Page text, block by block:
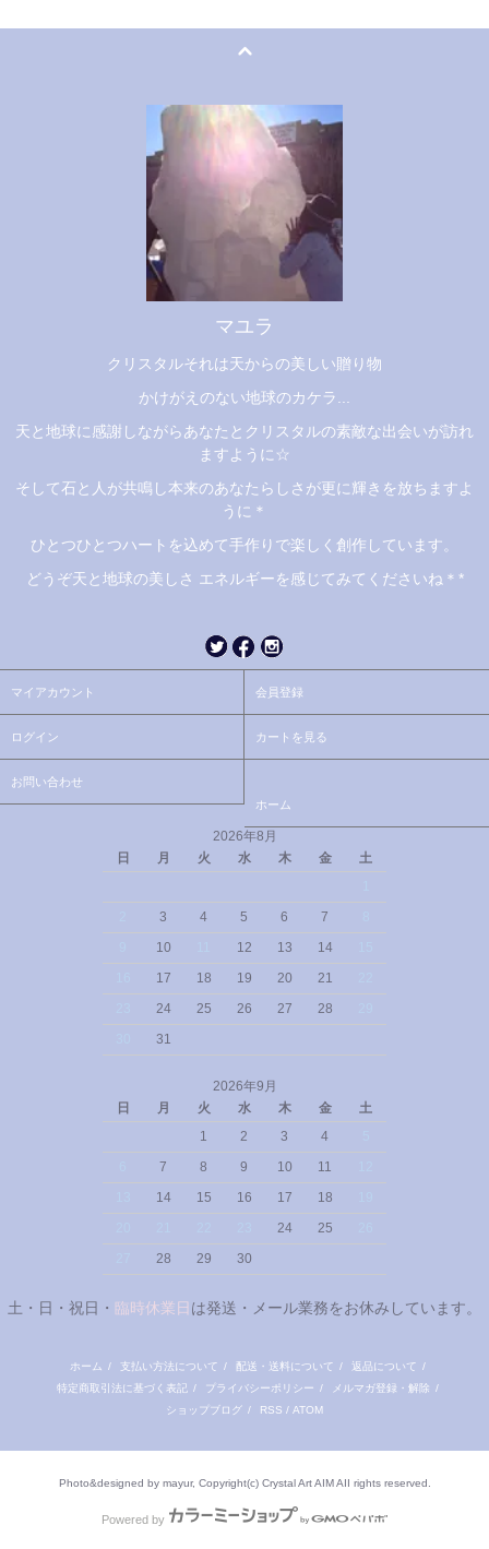
マユラ
クリスタルそれは天からの美しい贈り物
かけがえのない地球のカケラ...
天と地球に感謝しながらあなたとクリスタルの素敵な出会いが訪れ
ますように☆
そして石と人が共鳴し本来のあなたらしさが更に輝きを放ちますよ
うに＊
ひとつひとつハートを込めて手作りで楽しく創作しています。
どうぞ天と地球の美しさ エネルギーを感じてみてくださいね＊*
マイアカウント 会員登録
ログイン カートを見る
お問い合わせ
ホーム
2026年8月
日
月 火 水 木 金
土
3 4 5 6 7
10 12 13 14
17 18 19 20 21
24 25 26 27 28
31
2026年9月
日
月 火 水 木 金
土
1
2 3 4
7 8 9 10 11
14 15 16 17 18
24 25
28 29 30
土・日・祝日・ 臨時休業日 は発送・メール業務をお休みしています。
ホーム / 支払い方法について / 配送・送料について / 返品について /
特定商取引法に基づく表記 / プライバシーポリシー / メルマガ登録・解除 /
ショップブログ / RSS / ATOM
Photo&designed by mayur, Copyright(c) Crystal Art AIM AII rights reserved.
Powered by